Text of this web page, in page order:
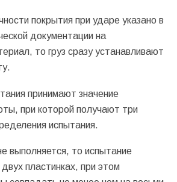
покрытия при ударе указано в
документации на
то груз сразу устанавливают
принимают значение
при которой получают три
испытания.
выполняется, то испытание
пластинках, при этом